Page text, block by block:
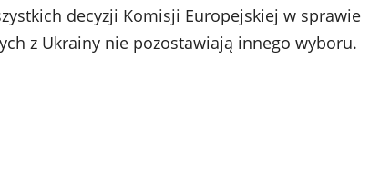
decyzji Komisji Europejskiej w sprawie
z Ukrainy nie pozostawiają innego wyboru.